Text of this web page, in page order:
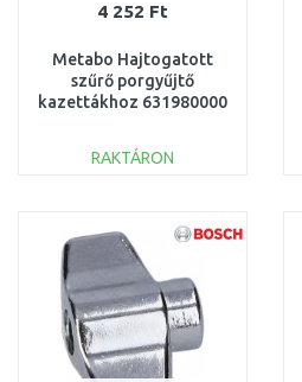
4 252 Ft
Metabo Hajtogatott
szűrő porgyűjtő
kazettákhoz 631980000
RAKTÁRON
Összehasonlítás